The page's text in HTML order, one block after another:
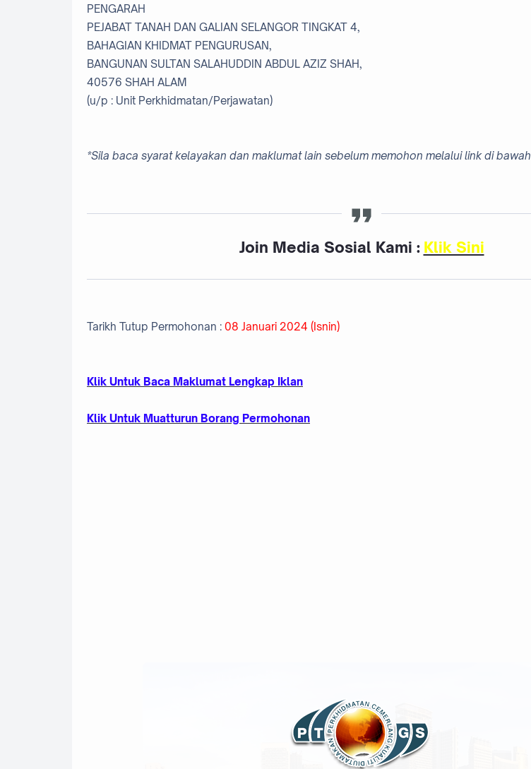
PENGARAH
PEJABAT TANAH DAN GALIAN SELANGOR TINGKAT 4,
BAHAGIAN KHIDMAT PENGURUSAN,
BANGUNAN SULTAN SALAHUDDIN ABDUL AZIZ SHAH,
40576 SHAH ALAM
(u/p : Unit Perkhidmatan/Perjawatan)
*Sila baca syarat kelayakan dan maklumat lain sebelum memohon melalui link di bawah
Join Media Sosial Kami : Klik Sini
Tarikh Tutup Permohonan : 08 Januari 2024 (Isnin)
Klik Untuk Baca Maklumat Lengkap Iklan
Klik Untuk Muatturun Borang Permohonan